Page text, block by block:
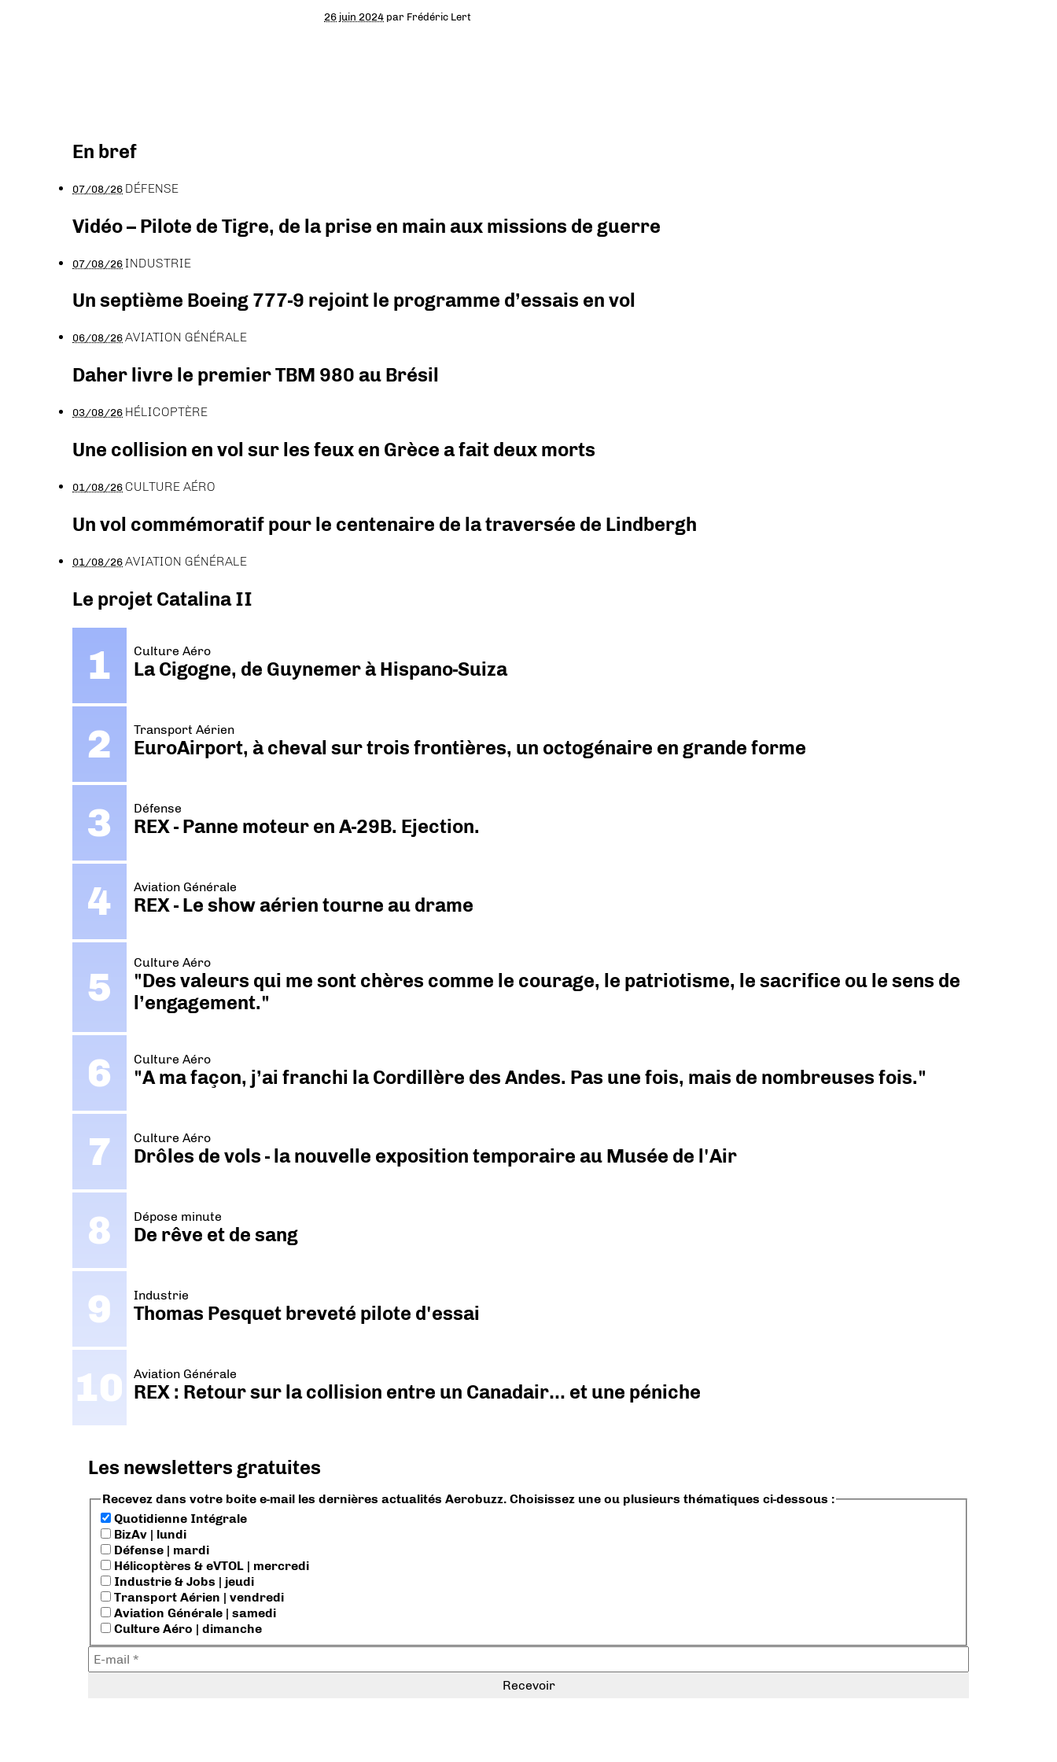
26 juin 2024 par Frédéric Lert
En bref
07/08/26 DÉFENSE
Vidéo – Pilote de Tigre, de la prise en main aux missions de guerre
07/08/26INDUSTRIE
Un septième Boeing 777-9 rejoint le programme d’essais en vol
06/08/26AVIATION GÉNÉRALE
Daher livre le premier TBM 980 au Brésil
03/08/26 HÉLICOPTÈRE
Une collision en vol sur les feux en Grèce a fait deux morts
01/08/26 CULTURE AÉRO
Un vol commémoratif pour le centenaire de la traversée de Lindbergh
01/08/26AVIATION GÉNÉRALE
Le projet Catalina II
Culture Aéro
La Cigogne, de Guynemer à Hispano-Suiza
Transport Aérien
EuroAirport, à cheval sur trois frontières, un octogénaire en grande forme
Défense
REX - Panne moteur en A-29B. Ejection.
Aviation Générale
REX - Le show aérien tourne au drame
Culture Aéro
"Des valeurs qui me sont chères comme le courage, le patriotisme, le sacrifice ou le sens de
l’engagement."
Culture Aéro
"A ma façon, j’ai franchi la Cordillère des Andes. Pas une fois, mais de nombreuses fois."
Culture Aéro
Drôles de vols - la nouvelle exposition temporaire au Musée de l'Air
Dépose minute
De rêve et de sang
Industrie
Thomas Pesquet breveté pilote d'essai
Aviation Générale
REX : Retour sur la collision entre un Canadair… et une péniche
Les newsletters gratuites
Recevez dans votre boite e-mail les dernières actualités Aerobuzz. Choisissez une ou plusieurs thématiques ci-dessous :
Quotidienne Intégrale
BizAv | lundi
Défense | mardi
Hélicoptères & eVTOL | mercredi
Industrie & Jobs | jeudi
Transport Aérien | vendredi
Aviation Générale | samedi
Culture Aéro | dimanche